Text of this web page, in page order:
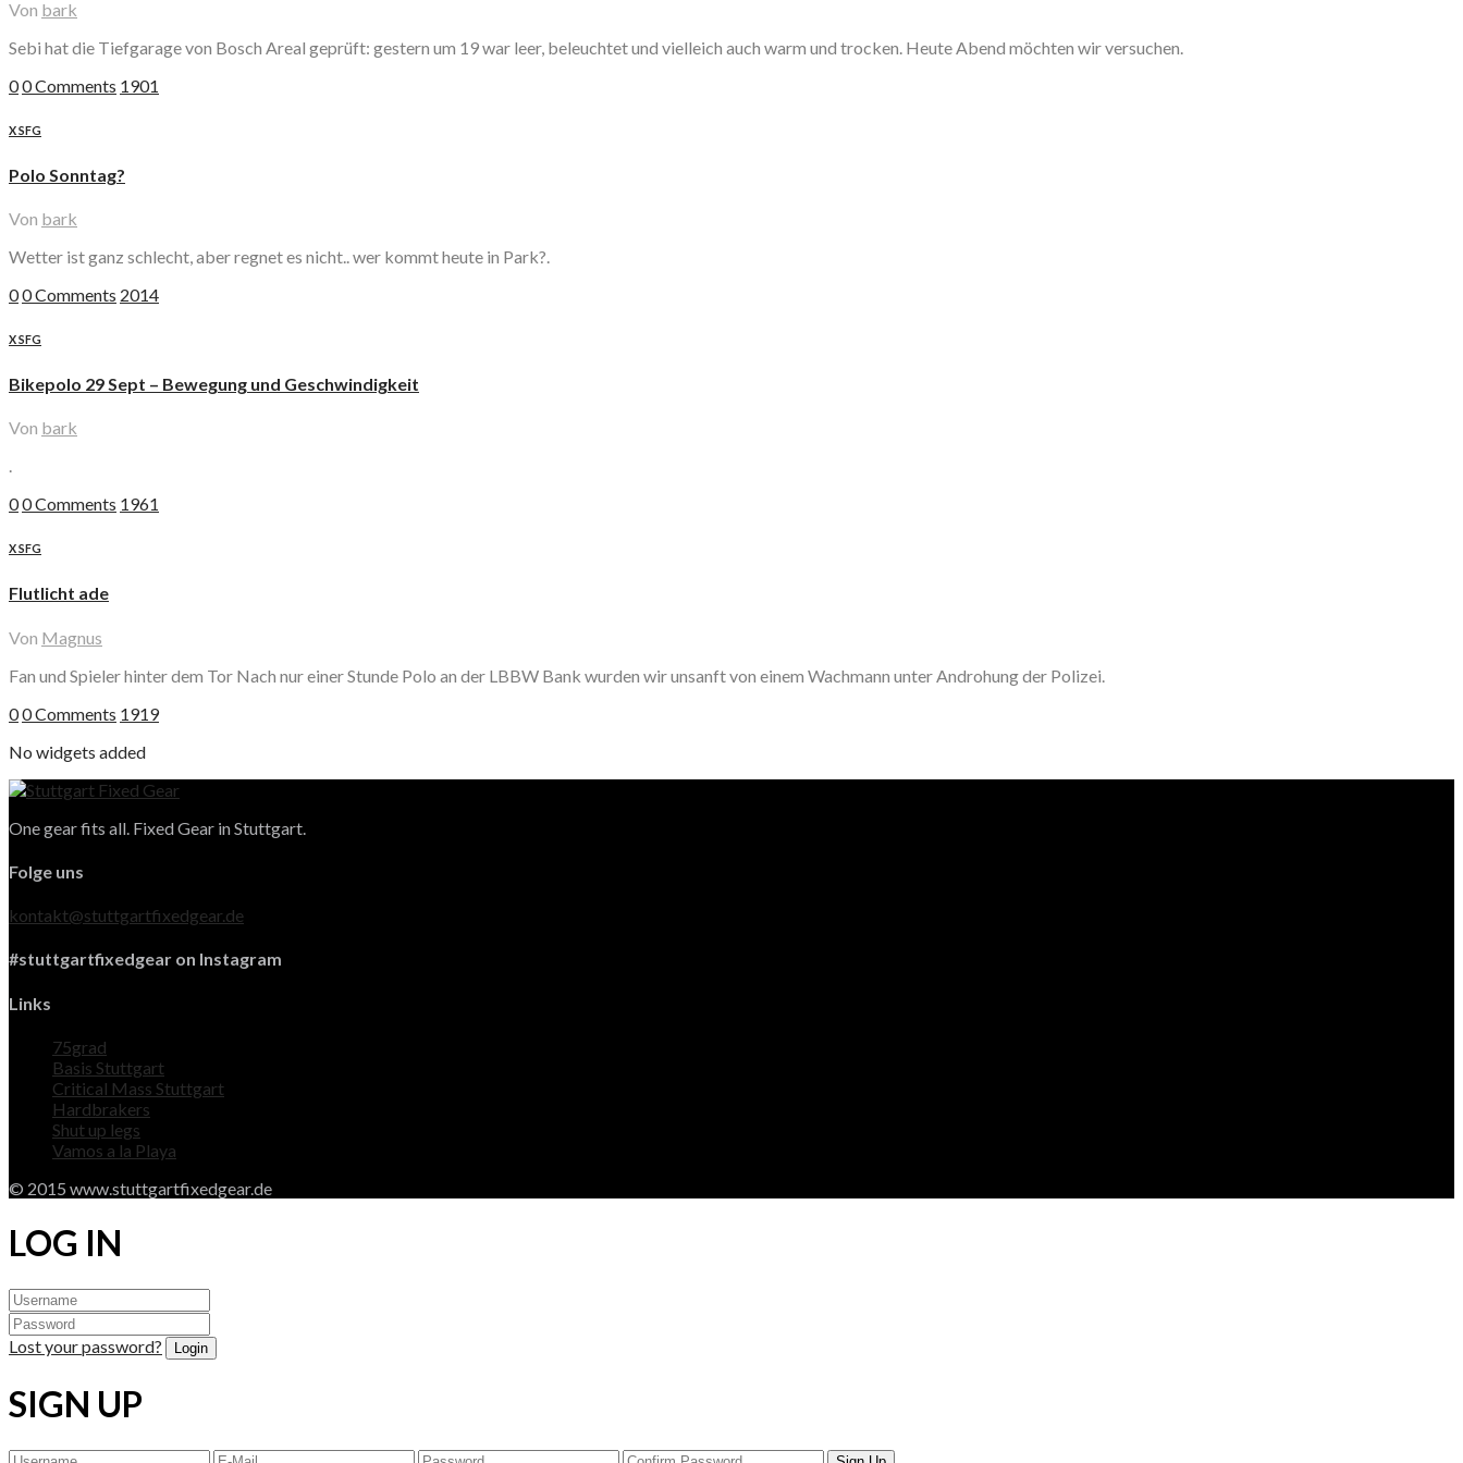
Von bark
Sebi hat die Tiefgarage von Bosch Areal geprüft: gestern um 19 war leer, beleuchtet und vielleich auch warm und trocken. Heute Abend möchten wir versuchen.
00 Comments 1901
X SFG
Polo Sonntag?
Von bark
Wetter ist ganz schlecht, aber regnet es nicht.. wer kommt heute in Park?.
00 Comments 2014
X SFG
Bikepolo 29 Sept – Bewegung und Geschwindigkeit
Von bark
.
00 Comments 1961
X SFG
Flutlicht ade
Von Magnus
Fan und Spieler hinter dem Tor Nach nur einer Stunde Polo an der LBBW Bank wurden wir unsanft von einem Wachmann unter Androhung der Polizei.
00 Comments 1919
No widgets added
One gear fits all. Fixed Gear in Stuttgart.
Folge uns
kontakt@stuttgartfixedgear.de
#stuttgartfixedgear on Instagram
Links
75grad
Basis Stuttgart
Critical Mass Stuttgart
Hardbrakers
Shut up legs
Vamos a la Playa
© 2015 www.stuttgartfixedgear.de
LOG IN
Lost your password?
SIGN UP